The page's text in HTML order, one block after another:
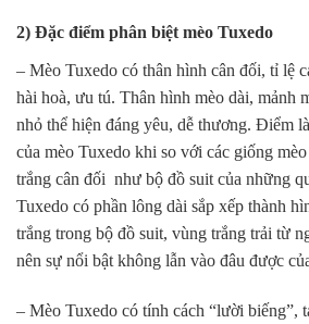
2) Đặc điểm phân biệt mèo Tuxedo
– Mèo Tuxedo có thân hình cân đối, tỉ lệ
hài hoà, ưu tú. Thân hình mèo dài, mảnh
nhỏ thể hiện đáng yêu, dễ thương. Điểm
của mèo Tuxedo khi so với các giống
trắng cân đối như bộ đồ suit của những
Tuxedo có phần lông dài sắp xếp thành
trắng trong bộ đồ suit, vùng trắng trải từ
nên sự nổi bật không lẫn vào đâu được
– Mèo Tuxedo có tính cách “lười biếng”,